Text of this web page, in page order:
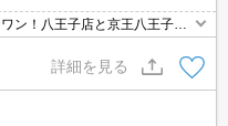
ン！八王子店と京王八王子店
詳細を見る